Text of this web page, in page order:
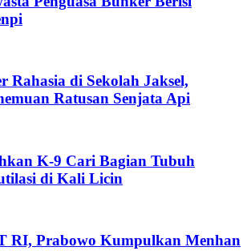
Rahasia di Sekolah Jaksel,
Ratusan Senjata Api
K-9 Cari Bagian Tubuh
di Kali Licin
RI, Prabowo Kumpulkan Menhan